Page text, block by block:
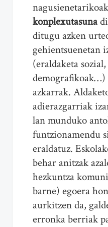
konplexutasuna
ditugu azken
gehientsuenetan
(eraldaketa
demografikoak…)
azkarrak.
adierazgarriak
lan munduko
funtzionamendu
eraldatuz.
behar anitzak
hezkuntza
barne) egoera
aurkitzen da,
erronka berriak